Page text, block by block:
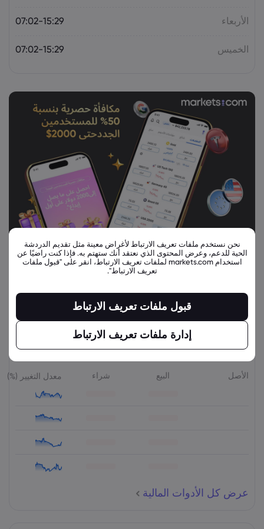
الأربعاء 07:02-15:29
الخميس 07:02-15:29
أدوات مالية ذات صلة
الأصل البيع شراء معدل التغيير (%)
عرض كل الأدوات المالية
نحن نستخدم ملفات تعريف الارتباط لأغراض معينة مثل تقديم الدردشة
الحية للدعم، وعرض المحتوى الذي نعتقد أنك ستهتم به. فإذا كنت راضيًا عن
استخدام markets.com لملفات تعريف الارتباط، انقر على "قبول ملفات
تعريف الارتباط".
قبول ملفات تعريف الارتباط
إدارة ملفات تعريف الارتباط